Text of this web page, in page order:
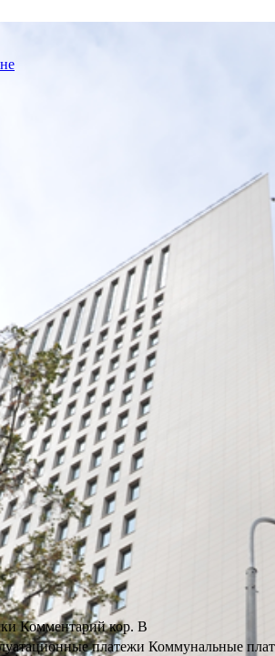
Комментарий кор. В
платежи Коммунальные